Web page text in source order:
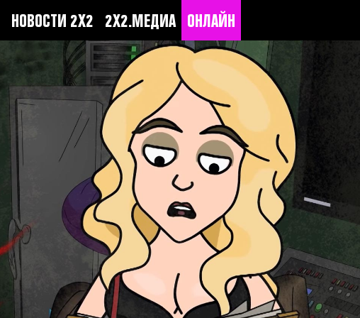
НОВОСТИ 2Х2 2Х2.МЕДИА ОНЛАЙН